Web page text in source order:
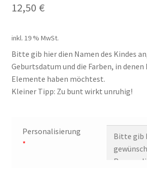
12,50 €
inkl. 19 % MwSt.
Bitte gib hier dien Namen des Kindes
Geburtsdatum und die Farben, in denen
Elemente haben möchtest.
Kleiner Tipp: Zu bunt wirkt unruhig!
Personalisierung
*